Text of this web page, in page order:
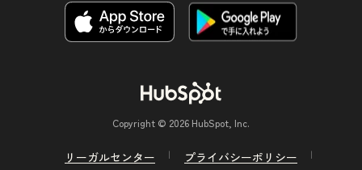
Copyright © 2026 HubSpot, Inc.
リーガルセンター
プライバシーポリシー